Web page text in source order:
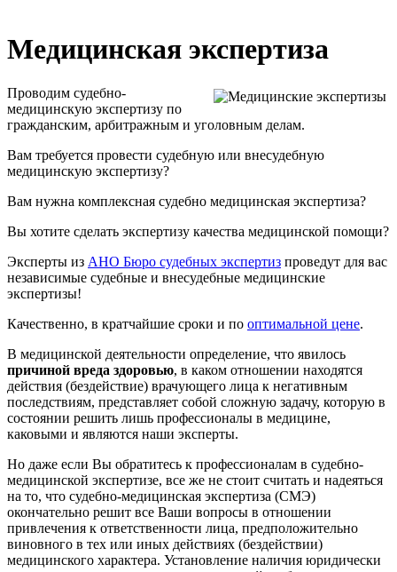
Медицинская экспертиза
Проводим судебно-
медицинскую экспертизу по
гражданским, арбитражным и уголовным делам.
Вам требуется провести судебную или внесудебную
медицинскую экспертизу?
Вам нужна комплексная судебно медицинская экспертиза?
Вы хотите сделать экспертизу качества медицинской помощи?
Эксперты из АНО Бюро судебных экспертиз проведут для вас
независимые судебные и внесудебные медицинские
экспертизы!
Качественно, в кратчайшие сроки и по оптимальной цене.
В медицинской деятельности определение, что явилось
причиной вреда здоровью, в каком отношении находятся
действия (бездействие) врачующего лица к негативным
последствиям, представляет собой сложную задачу, которую в
состоянии решить лишь профессионалы в медицине,
каковыми и являются наши эксперты.
Но даже если Вы обратитесь к профессионалам в судебно-
медицинской экспертизе, все же не стоит считать и надеяться
на то, что судебно-медицинская экспертиза (СМЭ)
окончательно решит все Ваши вопросы в отношении
привлечения к ответственности лица, предположительно
виновного в тех или иных действиях (бездействии)
медицинского характера. Установление наличия юридически